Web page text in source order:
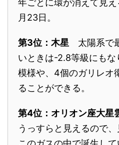
年ごとに環が消えて見
月23日。
第3位：木星 太陽系で
いときは-2.8等級にも
模様や、4個のガリレオ
ることができる。
第4位：オリオン座大星
うっすらと見えるので